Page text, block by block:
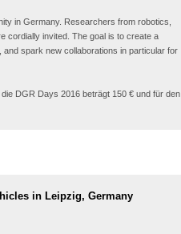
in Germany. Researchers from robotics,
cordially invited. The goal is to create a
spark new collaborations in particular for
DGR Days 2016 beträgt 150 € und für den
in Leipzig, Germany